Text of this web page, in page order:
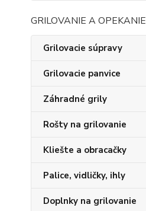
GRILOVANIE A OPEKANIE
Grilovacie súpravy
Grilovacie panvice
Záhradné grily
Rošty na grilovanie
Kliešte a obracačky
Palice, vidličky, ihly
Doplnky na grilovanie